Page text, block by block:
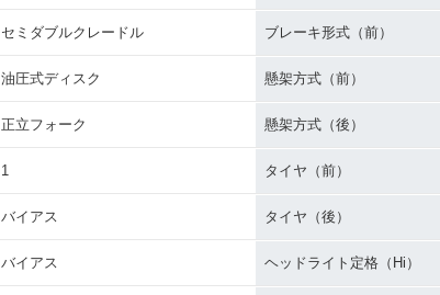
セミダブルクレードル ブレーキ形式（前）
油圧式ディスク 懸架方式（前）
正立フォーク 懸架方式（後）
1 タイヤ（前）
バイアス タイヤ（後）
バイアス ヘッドライト定格（Hi）